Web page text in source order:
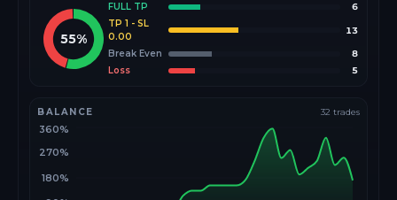
55%
FULL TP
6
TP 1 - SL
0.00
13
Break Even
8
Loss
5
BALANCE 32 trades
180%
270%
360%